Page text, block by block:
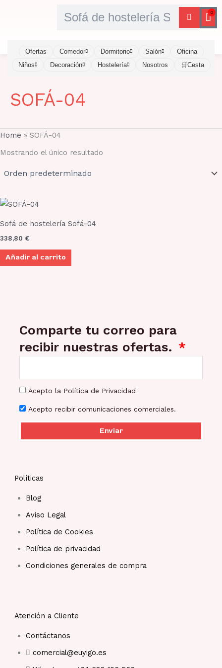
Ofertas Comedor Dormitorio Salón
Oficina
Niños
Decoración Hostelería Nosotros 🛒Cesta
0
SOFÁ-04
Home » SOFÁ-04
Mostrando el único resultado
Sofá de hostelería Sofá-04
338,80 €
Añadir al carrito
Comparte tu correo para
recibir nuestras ofertas.
Acepto la Política de Privacidad
Acepto recibir comunicaciones comerciales.
Enviar
Políticas
Blog
Aviso Legal
Política de Cookies
Política de privacidad
Condiciones generales de compra
Atención a Cliente
Contáctanos
comercial@euyigo.es